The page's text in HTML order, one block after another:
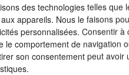
des technologies telles
appareils. Nous le faisons
personnalisées. Consentir
le comportement de navigation
son consentement peut